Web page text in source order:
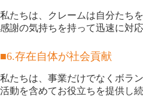
私たちは、クレームは自分たち
感謝の気持ちを持って迅速に対応
■6.存在自体が社会貢献
私たちは、事業だけでなくボラ
活動を含めてお役立ちを提供し続